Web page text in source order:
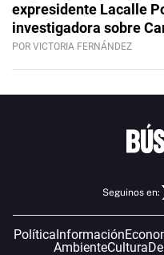
expresidente Lacalle
investigadora sobre
POR VICTORIA FERNÁNDEZ
Seguinos en:
PolíticaInformación
AmbienteCultura